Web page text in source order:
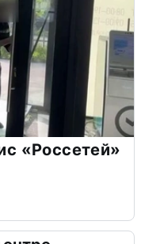
«Россетей»